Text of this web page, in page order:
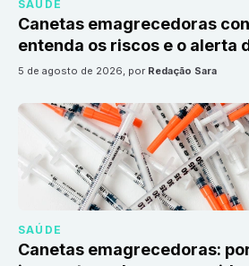
SAÚDE
Canetas emagrecedoras
entenda os riscos e o alerta
5 de agosto de 2026, por Redação Sara
SAÚDE
Canetas emagrecedoras: